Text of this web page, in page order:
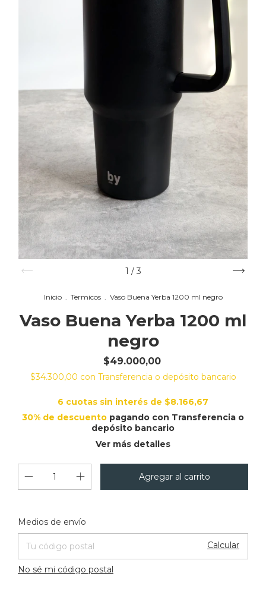
1 / 3
Inicio . Termicos . Vaso Buena Yerba 1200 ml negro
Vaso Buena Yerba 1200 ml
negro
$49.000,00
$34.300,00 con Transferencia o depósito bancario
6 cuotas sin interés de $8.166,67
30% de descuento pagando con Transferencia o
depósito bancario
Ver más detalles
Entregas para el CP:
Medios de envío
Calcular
No sé mi código postal